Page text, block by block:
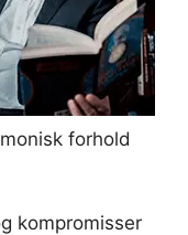
forhold
kompromisser